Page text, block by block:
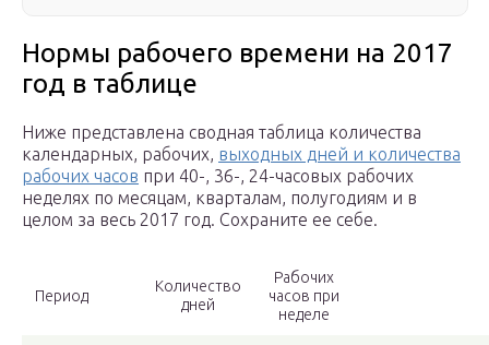
Нормы рабочего времени на 2017
год в таблице
Ниже представлена сводная таблица количества
календарных, рабочих, выходных дней и количества
рабочих часов при 40-, 36-, 24-часовых рабочих
неделях по месяцам, кварталам, полугодиям и в
целом за весь 2017 год. Сохраните ее себе.
Период
Количество
дней
Рабочих
часов при
неделе